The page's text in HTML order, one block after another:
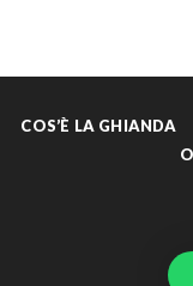
COS’È LA GHIANDA